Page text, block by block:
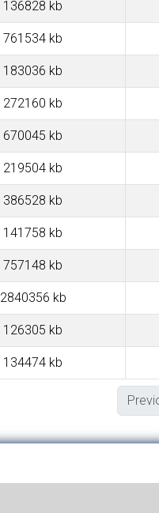
136828 kb
761534 kb
183036 kb
272160 kb
670045 kb
219504 kb
386528 kb
141758 kb
757148 kb
2840356 kb
126305 kb
134474 kb